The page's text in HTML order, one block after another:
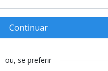
Continuar
ou, se preferir